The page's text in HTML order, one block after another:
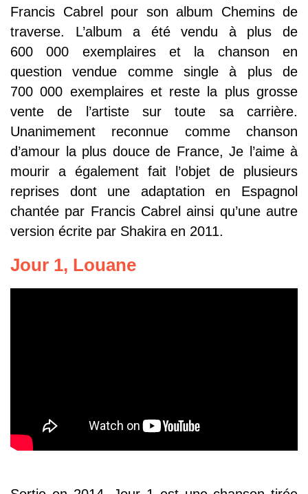
Francis Cabrel pour son album Chemins de
traverse. L’album a été vendu à plus de
600 000 exemplaires et la chanson en
question vendue comme single à plus de
700 000 exemplaires et reste la plus grosse
vente de l’artiste sur toute sa carrière.
Unanimement reconnue comme chanson
d’amour la plus douce de France, Je l’aime à
mourir a également fait l’objet de plusieurs
reprises dont une adaptation en Espagnol
chantée par Francis Cabrel ainsi qu’une autre
version écrite par Shakira en 2011.
Jour 1, Louane